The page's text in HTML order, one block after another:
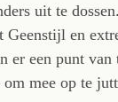
uit te
en
er een punt van
mee op te